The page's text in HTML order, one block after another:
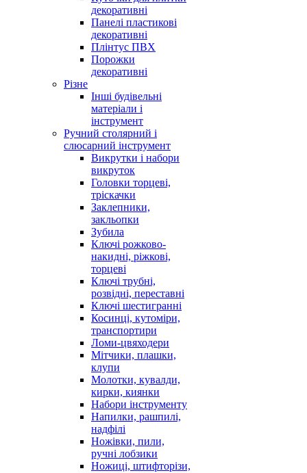
декоративні
Панелі пластикові
декоративні
Плінтус ПВХ
Порожки
декоративні
Різне
Інші будівельні
матеріали і
інструмент
Ручний столярний і
слюсарний інструмент
Викрутки і набори
викруток
Головки торцеві,
тріскачки
Заклепники,
закльопки
Зубила
Ключі рожково-
накидні, ріжкові,
торцеві
Ключі трубні,
розвідні, переставні
Ключі шестигранні
Косинці, кутоміри,
транспортири
Ломи-цвяходери
Мітчики, плашки,
клупи
Молотки, кувалди,
кирки, киянки
Набори інструменту
Напилки, рашпилі,
надфілі
Ножівки, пили,
ручні лобзики
Ножиці, штифторізи,